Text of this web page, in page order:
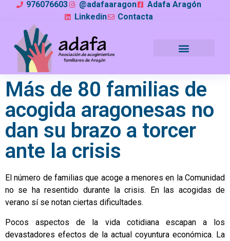
976076603 @adafaaragon
Adafa Aragón
Linkedin
Contacta
Más de 80 familias de
acogida aragonesas no
dan su brazo a torcer
ante la crisis
El número de familias que acoge a menores en la Comunidad
no se ha resentido durante la crisis. En las acogidas de
verano sí se notan ciertas dificultades.
Pocos aspectos de la vida cotidiana escapan a los
devastadores efectos de la actual coyuntura económica. La